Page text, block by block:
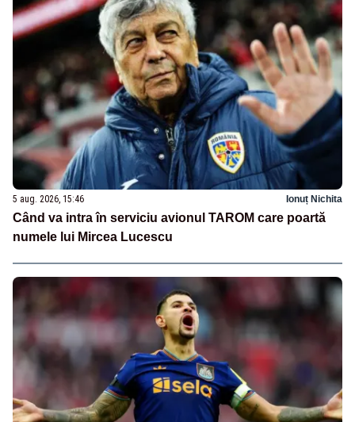
5 aug. 2026, 15:46 Ionuț Nichita
Când va intra în serviciu avionul TAROM care poartă
numele lui Mircea Lucescu